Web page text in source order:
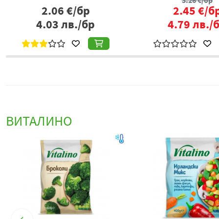
2.06€/бр
4.03лв./бр
2.45€/
4.79лв./
ВИТАЛИНО